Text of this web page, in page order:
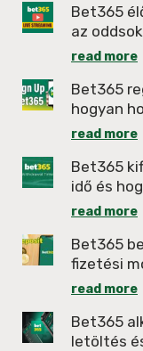
Bet365
az
read more
Bet365
hogyan
read more
Bet365
idő és
read more
Bet365
fizetési
read more
Bet365
letöltés